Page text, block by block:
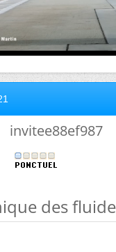
invitee88ef987
des